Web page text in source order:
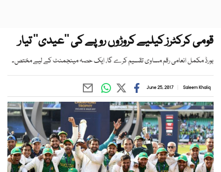
قومی کرکٹرز کیلیے کروڑوں روپے کی ’’عیدی‘‘ تیار
بورڈ مکمل انعامی رقم مساوی تقسیم کرے گا، ایک حصہ مینجمنٹ کے لیے مختص۔
Saleem Khaliq
June 25, 2017